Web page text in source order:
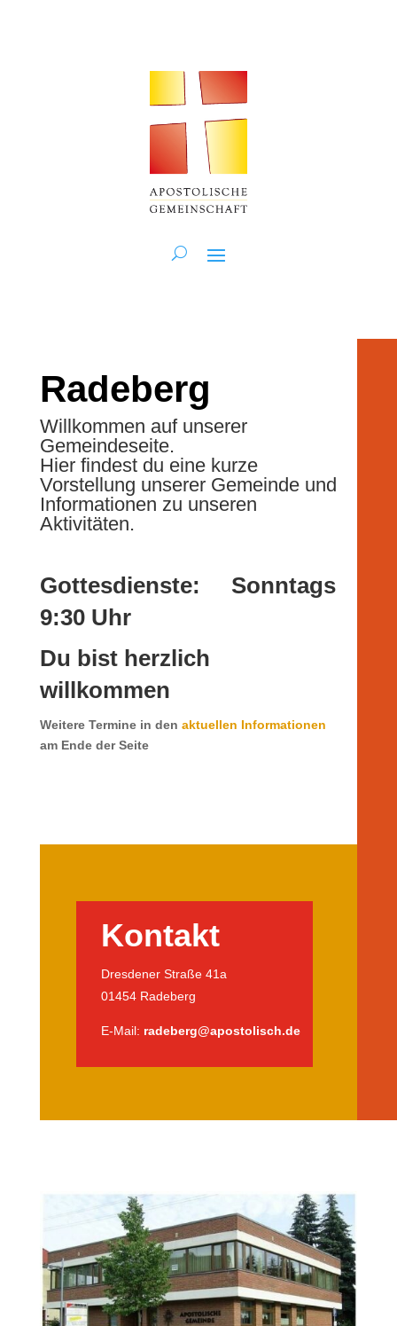
Radeberg
Willkommen auf unserer
Gemeindeseite.
Hier findest du eine kurze
Vorstellung unserer Gemeinde und
Informationen zu unseren
Aktivitäten.
Gottesdienste: Sonntags
9:30 Uhr
Du bist herzlich
willkommen
Weitere Termine in den aktuellen Informationen
am Ende der Seite
Kontakt
Dresdener Straße 41a
01454 Radeberg
E-Mail: radeberg@apostolisch.de